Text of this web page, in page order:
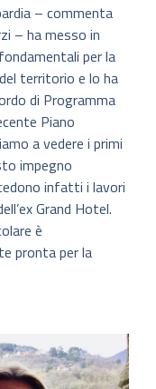
– commenta
– ha messo in
per la
territorio e lo ha
di Programma
Piano
a vedere i primi
impegno
infatti i lavori
Grand Hotel.
è
pronta per la